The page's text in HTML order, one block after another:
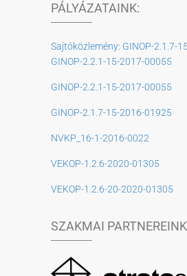
PÁLYÁZATAINK:
Sajtóközlemény: GINOP-2.1.7-
GINOP-2.2.1-15-2017-00055
GINOP-2.2.1-15-2017-00055
GINOP-2.1.7-15-2016-01925
NVKP_16-1-2016-0022
VEKOP-1.2.6-2020-01305
VEKOP-1.2.6-20-2020-01305
SZAKMAI PARTNEREINK